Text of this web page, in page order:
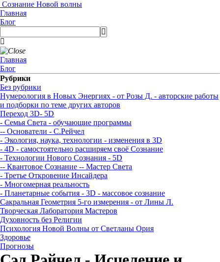
Сознание Новой волны
Главная
Блог
Главная
Блог
Рубрики
Без рубрики
Нумерология в Новых Энергиях - от Розы Д. - авторские работы
и подборки по теме других авторов
Переход 3D- 5D
- Семья Света - обучающие программы
-- Основатели - С.Рейчел
- Экология, наука, технологии - изменения в 3D
- 4D - самостоятельно расширяем своё Сознание
- Технологии Нового Сознания - 5D
-- Квантовое Сознание -- Мастер Света
- Третье Откровение Инсайдера
- Многомерная реальность
- Планетарные события - 3D - массовое сознание
Сакральная Геометрия 5-го измерения - от Лины Л.
Творческая Лаборатория Мастеров
Духовность без Религии
Психология Новой Волны от Светланы Ория
Здоровье
Прогнозы